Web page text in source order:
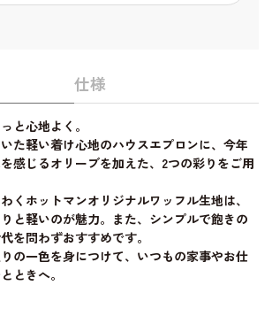
仕様
と心地よく。
た軽い着け心地のハウスエプロンに、今年
感じるオリーブを加えた、2つの彩りをご用
くホットマンオリジナルワッフル生地は、
と軽いのが魅力。また、シンプルで飽きの
を問わずおすすめです。
の一色を身につけて、いつもの家事やお仕
ときへ。